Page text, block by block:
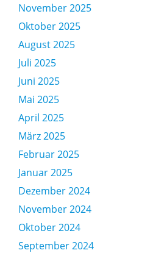
November 2025
Oktober 2025
August 2025
Juli 2025
Juni 2025
Mai 2025
April 2025
März 2025
Februar 2025
Januar 2025
Dezember 2024
November 2024
Oktober 2024
September 2024